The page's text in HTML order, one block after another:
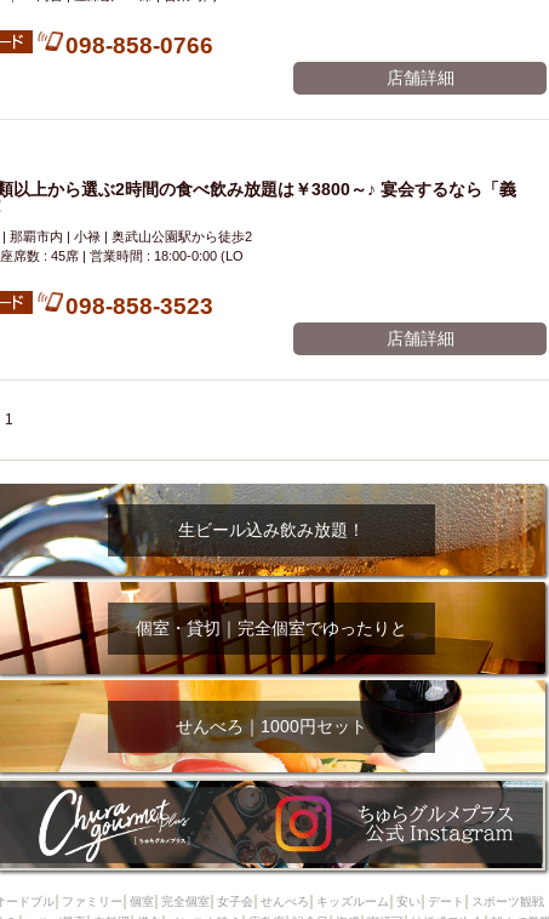
) 炭火焼 ペイディ（給料日）
題 動物カフェ＆バー
古島駅周辺
ガ盛り つけ麺 日本そば 冬限定メニュー
おでん
ーガニック
イボール 飲み比べセット 首里駅周辺
ンチ 夏限定メニュー
098-858-0766
店舗詳細
以上から選ぶ2時間の食べ飲み放題は￥3800～♪ 宴会するなら「義
那覇市内 | 小禄 | 奥武山公園駅から徒歩2
席数 : 45席 | 営業時間 : 18:00-0:00 (LO
098-858-3523
店舗詳細
1
生ビール込み飲み放題！
個室・貸切｜完全個室でゆったりと
せんべろ｜1000円セット
ードブル ファミリー 個室 完全個室 女子会 せんべろ キッズルーム 安い デート
スポーツ観戦